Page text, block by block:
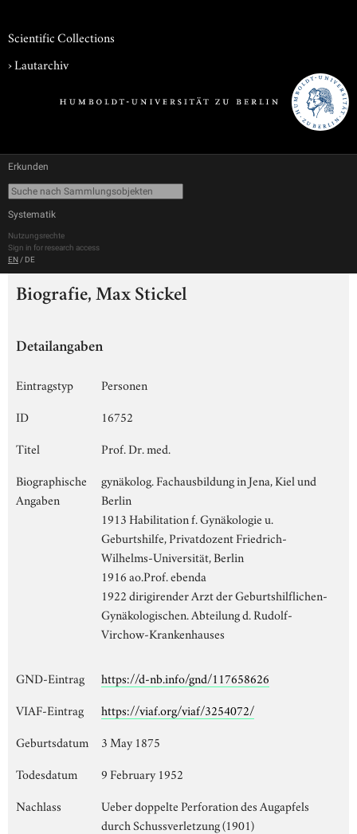
Scientific Collections
›Lautarchiv
Erkunden
Systematik
Nutzungsrechte
Sign in for research access
EN / DE
Biografie, Max Stickel
Detailangaben
Eintragstyp
Personen
ID
16752
Titel
Prof. Dr. med.
Biographische
Angaben
gynäkolog. Fachausbildung in Jena, Kiel und
Berlin
1913 Habilitation f. Gynäkologie u.
Geburtshilfe, Privatdozent Friedrich-
Wilhelms-Universität, Berlin
1916 ao.Prof. ebenda
1922 dirigirender Arzt der Geburtshilflichen-
Gynäkologischen. Abteilung d. Rudolf-
Virchow-Krankenhauses
GND-Eintrag
https://d-nb.info/gnd/117658626
VIAF-Eintrag
https://viaf.org/viaf/3254072/
Geburtsdatum
3 May 1875
Todesdatum
9 February 1952
Nachlass
Ueber doppelte Perforation des Augapfels
durch Schussverletzung (1901)